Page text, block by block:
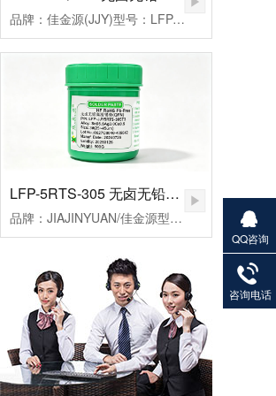
品牌：佳金源(JJY)型号：LFP-JJY5RQ-305T3合金成分：Sn96.5Ag3.0Cu0.5颗粒度：3#(25-45um）粘度：190±20Pa.S活性：高活性熔点：217℃峰值温度：235-255（℃）规格：500克/瓶
LFP-5RTS-305 无卤无铅高温锡膏
品牌：JIAJINYUAN/佳金源型号：LFP-JJY5RTS-305T3合金成分：Sn96.5Ag3.0Cu0.5颗粒度：3#(25-45um）粘度：185±20Pa.S活性：较高活性熔点：217℃峰值温度：235-255℃规格：500克/瓶
QQ咨询
27901383
82
咨询电话